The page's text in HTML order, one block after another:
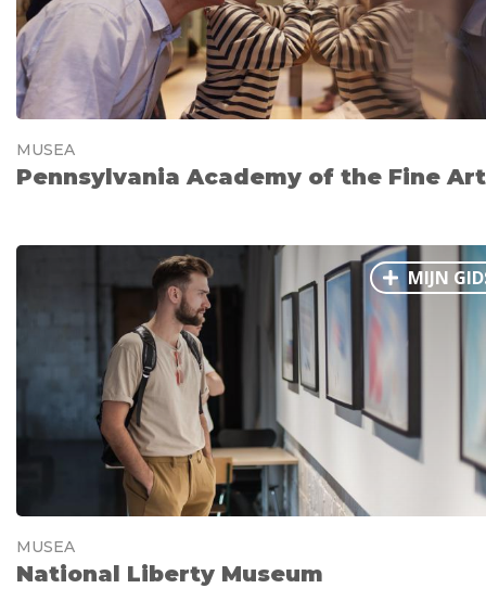
MUSEA
Pennsylvania Academy of the Fine
MIJN
MUSEA
National Liberty Museum